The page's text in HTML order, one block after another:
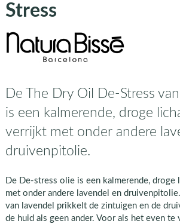
Stress
De The Dry Oil De-Stress
is een kalmerende, droge
verrijkt met onder andere
druivenpitolie.
De De-stress olie is een kalmerende,
met onder andere lavendel en
van lavendel prikkelt de zintuigen en de
de huid als geen ander. Voor als het even te